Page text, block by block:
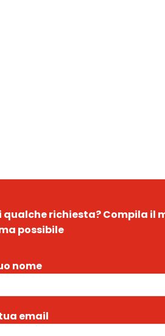
qualche richiesta?Compila il
possibile
nome
email